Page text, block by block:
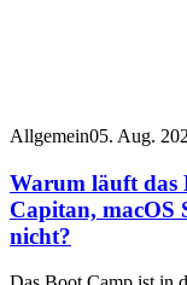
Allgemein05. Aug.
Warum läuft das
Capitan, macOS
nicht?